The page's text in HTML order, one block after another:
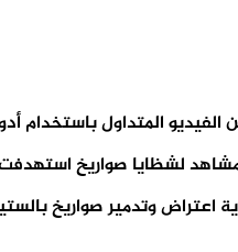
المتداول باستخدام
اعتراض وتدمير صواريخ